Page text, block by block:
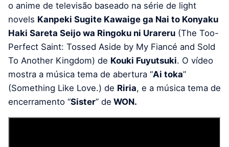
o anime de televisão baseado na série de light
novels Kanpeki Sugite Kawaige ga Nai to Konyaku
Haki Sareta Seijo wa Ringoku ni Urareru (The Too-
Perfect Saint: Tossed Aside by My Fiancé and Sold
To Another Kingdom) de Kouki Fuyutsuki. O vídeo
mostra a música tema de abertura “Ai toka”
(Something Like Love.) de Riria, e a música tema de
encerramento “Sister” de WON.